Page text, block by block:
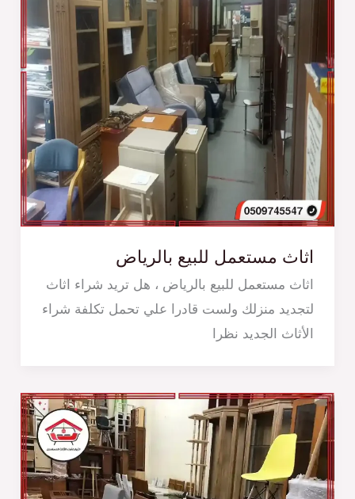
اثاث مستعمل للبيع بالرياض
اثاث مستعمل للبيع بالرياض ، هل تريد شراء اثاث
لتجديد منزلك ولست قادرا علي تحمل تكلفة شراء
الأثاث الجديد نظرا